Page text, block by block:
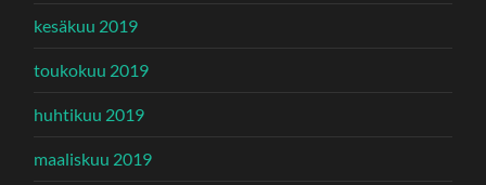
kesäkuu 2019
toukokuu 2019
huhtikuu 2019
maaliskuu 2019